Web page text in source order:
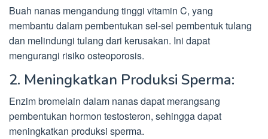
Buah nanas mengandung tinggi vitamin C, yang
membantu dalam pembentukan sel-sel pembentuk tulang
dan melindungi tulang dari kerusakan. Ini dapat
mengurangi risiko osteoporosis.
2. Meningkatkan Produksi Sperma:
Enzim bromelain dalam nanas dapat merangsang
pembentukan hormon testosteron, sehingga dapat
meningkatkan produksi sperma.